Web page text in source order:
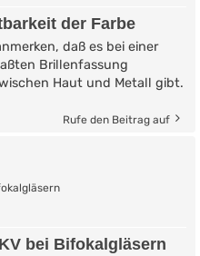
der Farbe
daß es bei einer
Brillenfassung
Haut und Metall gibt.
Rufe den Beitrag auf
bei Bifokalgläsern